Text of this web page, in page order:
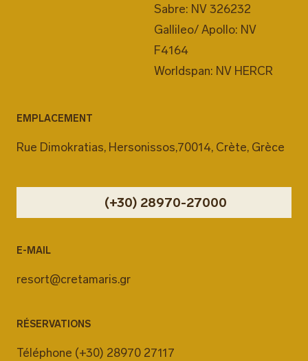
Sabre: NV 326232
Gallileo/ Apollo: NV
F4164
Worldspan: NV HERCR
EMPLACEMENT
Rue Dimokratias, Hersonissos,70014, Crète, Grèce
(+30) 28970-27000
E-MAIL
resort@cretamaris.gr
RÉSERVATIONS
Téléphone (+30) 28970 27117